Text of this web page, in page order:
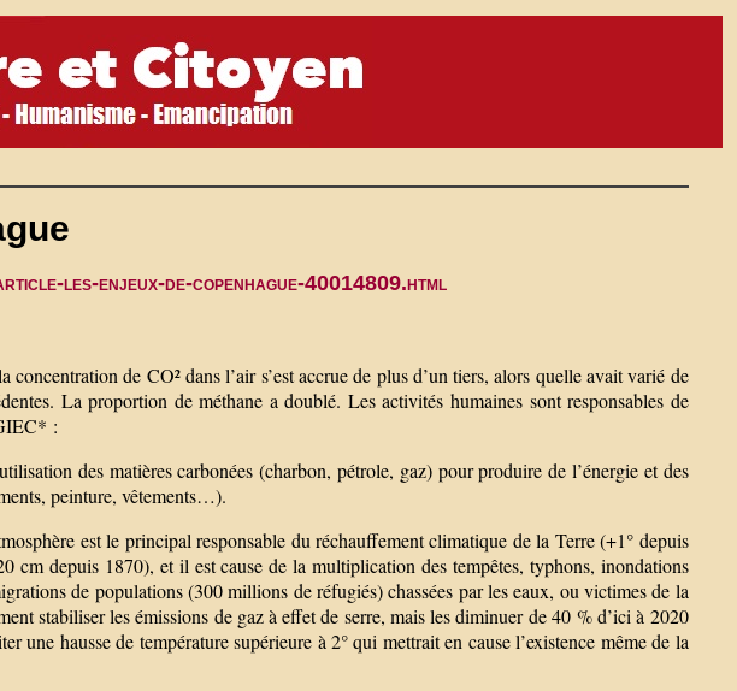
les-enjeux-de-copenhague-40014809.html
de CO² dans l’air s’est accrue de plus d’un tiers, alors quelle avait varié de
La proportion de méthane a doublé. Les activités humaines sont responsables de
:
des matières carbonées (charbon, pétrole, gaz) pour produire de l’énergie et des
peinture, vêtements…).
est le principal responsable du réchauffement climatique de la Terre (+1° depuis
cm depuis 1870), et il est cause de la multiplication des tempêtes, typhons, inondations
de populations (300 millions de réfugiés) chassées par les eaux, ou victimes de la
stabiliser les émissions de gaz à effet de serre, mais les diminuer de 40 % d’ici à 2020
une hausse de température supérieure à 2° qui mettrait en cause l’existence même de la